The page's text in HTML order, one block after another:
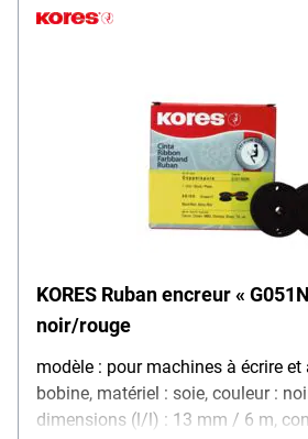
KORES Ruban encreur «
noir/rouge
modèle : pour machines à écrire et
bobine, matériel : soie, couleur :
dimensions (l/l) : 13 mm / 6 m,